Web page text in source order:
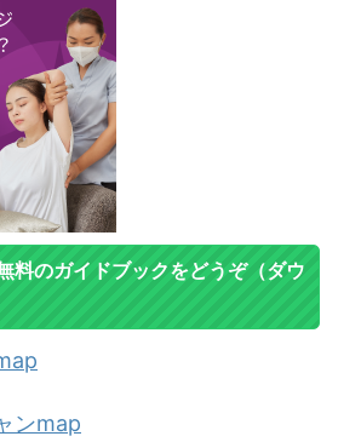
料のガイドブックをどうぞ（ダウ
ンmap